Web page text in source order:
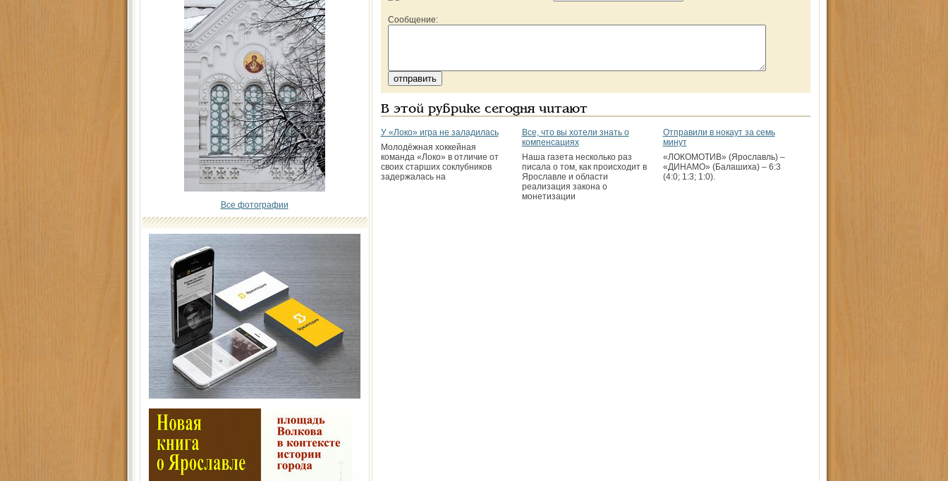
Все фотографии
Сообщение:
В этой рубрике сегодня читают
У «Локо» игра не заладилась
Молодёжная хоккейная
команда «Локо» в отличие от
своих старших соклубников
задержалась на
Все, что вы хотели знать о
компенсациях
Наша газета несколько раз
писала о том, как происходит в
Ярославле и области
реализация закона о
монетизации
Отправили в нокаут за семь
минут
«ЛОКОМОТИВ» (Ярославль) –
«ДИНАМО» (Балашиха) – 6:3
(4:0; 1:3; 1:0).